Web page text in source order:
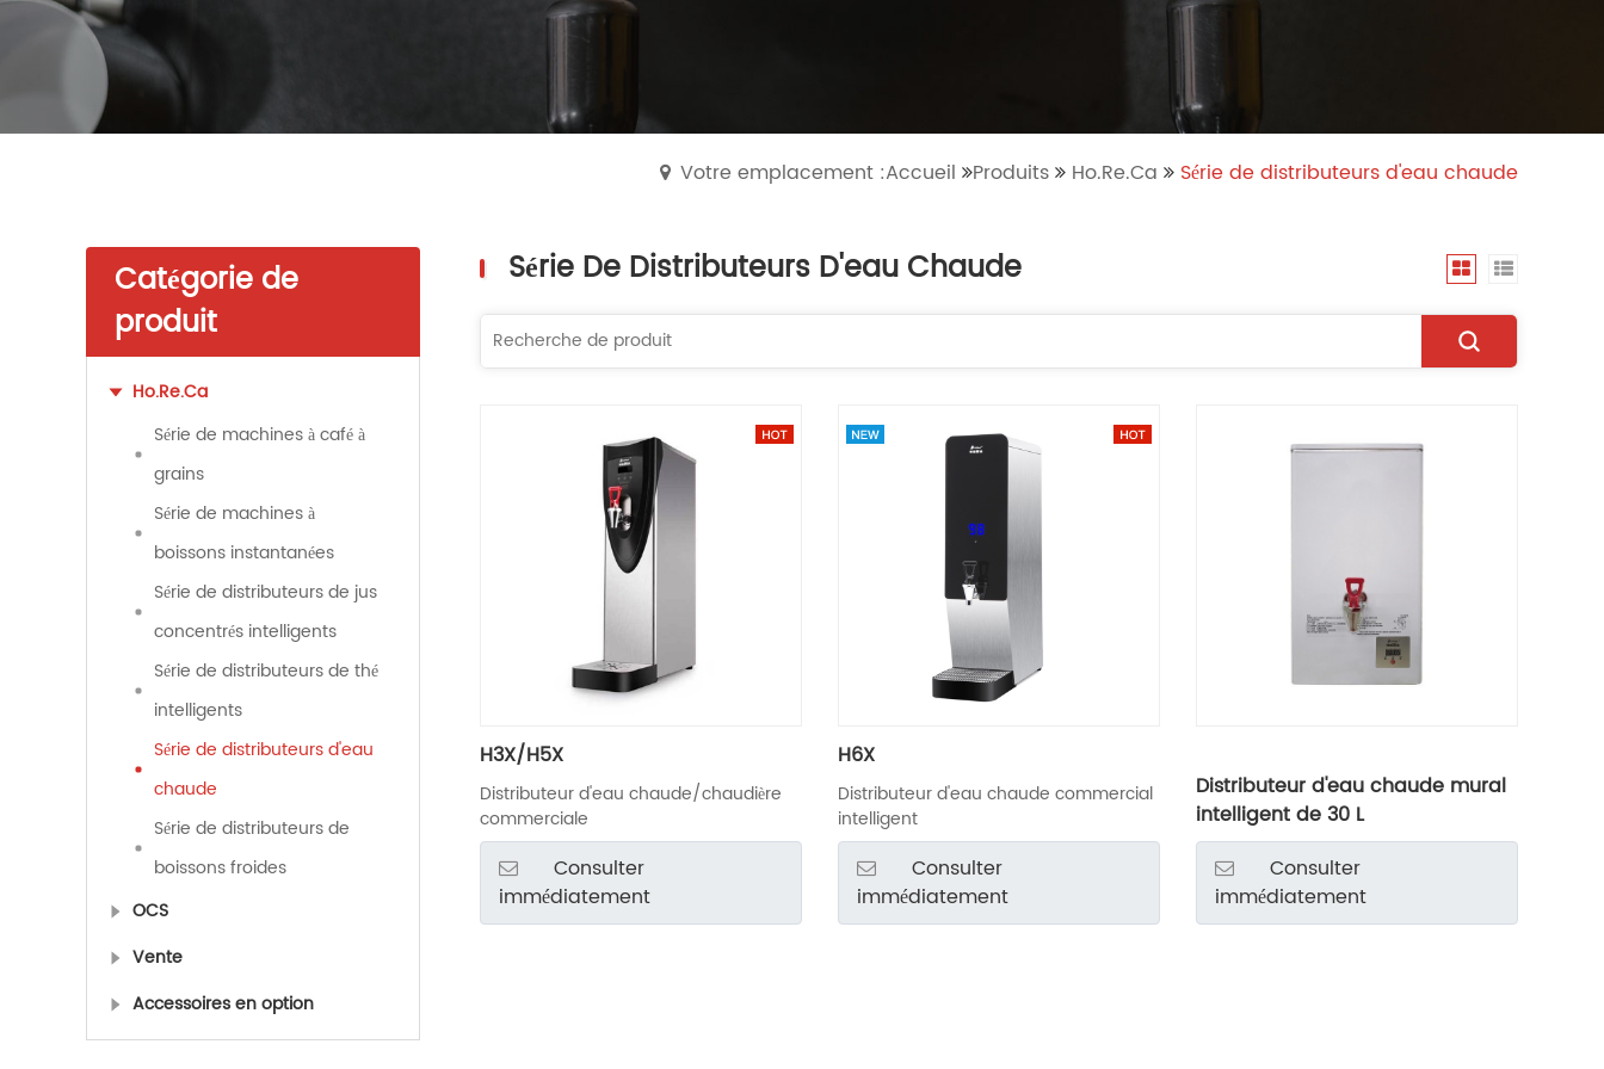
Votre emplacement :Accueil Produits Ho.Re.Ca Série de distributeurs d'eau chaude
Catégorie de
produit
Ho.Re.Ca
Série de machines à café à
grains
Série de machines à
boissons instantanées
Série de distributeurs de jus
concentrés intelligents
Série de distributeurs de thé
intelligents
Série de distributeurs d'eau
chaude
Série de distributeurs de
boissons froides
OCS
Vente
Accessoires en option
Série De Distributeurs D'eau Chaude
H3X/H5X
Distributeur d'eau chaude/chaudière
commerciale
Consulter
immédiatement
H6X
Distributeur d'eau chaude commercial
intelligent
Consulter
immédiatement
Distributeur d'eau chaude mural
intelligent de 30 L
Consulter
immédiatement